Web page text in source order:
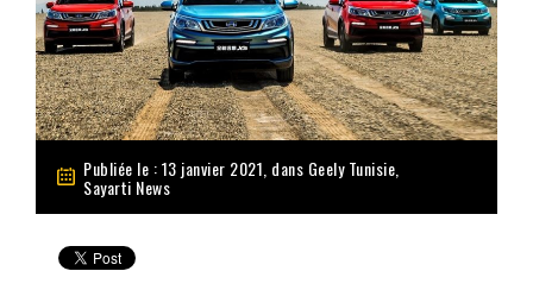
Publiée le : 13 janvier 2021, dans Geely Tunisie
Sayarti News